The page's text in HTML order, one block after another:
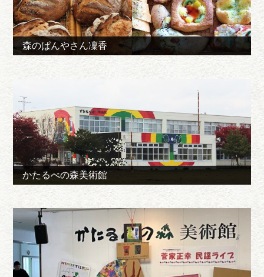
森のぱんやさん凜香
かたるべの森美術館